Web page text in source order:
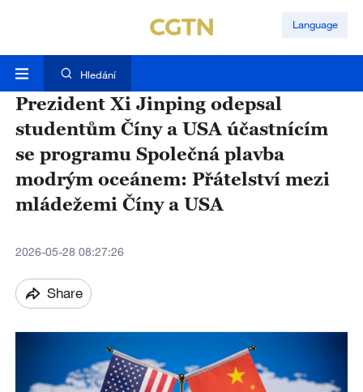
Language
Hledání
Prezident Xi Jinping odepsal
studentům Číny a USA účastnícím
se programu Společná plavba
modrým oceánem: Přátelství mezi
mládežemi Číny a USA
2026-05-28 08:27:26
Share